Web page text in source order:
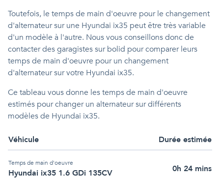
Toutefois, le temps de main d'oeuvre pour le changement
d'alternateur sur une Hyundai ix35 peut être très variable
d'un modèle à l'autre. Nous vous conseillons donc de
contacter des garagistes sur bolid pour comparer leurs
temps de main d'oeuvre pour un changement
d'alternateur sur votre Hyundai ix35.
Ce tableau vous donne les temps de main d'oeuvre
estimés pour changer un alternateur sur différents
modèles de Hyundai ix35.
Véhicule Durée estimée
Temps de main d'oeuvre
Hyundai ix35 1.6 GDi 135CV 0h 24 mins